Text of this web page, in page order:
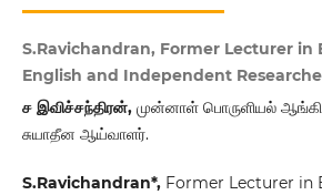
S.Ravichandran, Former Lecturer in
English and Independent
ச இவிச்சந்திரன், முன்னாள் பொருளியல் ஆங்கில
சுயாதீன ஆய்வாளர்.
S.Ravichandran*, Former Lecturer in